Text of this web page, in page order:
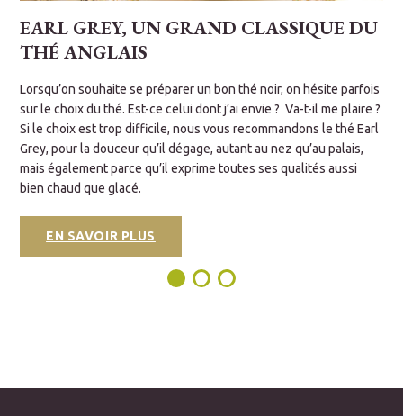
EARL GREY, UN GRAND CLASSIQUE DU
THÉ ANGLAIS
Lorsqu’on souhaite se préparer un bon thé noir, on hésite parfois
sur le choix du thé. Est-ce celui dont j’ai envie ? Va-t-il me plaire ?
Si le choix est trop difficile, nous vous recommandons le thé Earl
Grey, pour la douceur qu’il dégage, autant au nez qu’au palais,
mais également parce qu’il exprime toutes ses qualités aussi
bien chaud que glacé.
EN SAVOIR PLUS